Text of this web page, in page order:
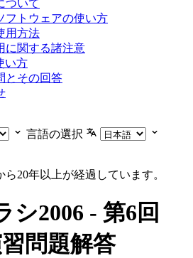
ついて
フトウェアの使い方
用方法
に関する諸注意
い方
とその回答
言語の選択
20年以上が経過しています。
2006 - 第6回
問題解答